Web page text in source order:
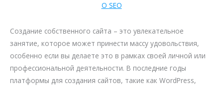
О SEO
Создание собственного сайта – это увлекательное
занятие, которое может принести массу удовольствия,
особенно если вы делаете это в рамках своей личной или
профессиональной деятельности. В последние годы
платформы для создания сайтов, такие как WordPress,